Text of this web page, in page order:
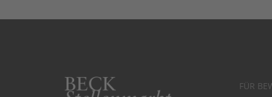
FÜR